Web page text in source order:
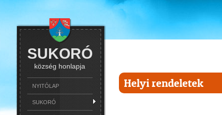
SUKORÓ
község honlapja
NYITÓLAP
SUKORÓ
Helyi rendeletek